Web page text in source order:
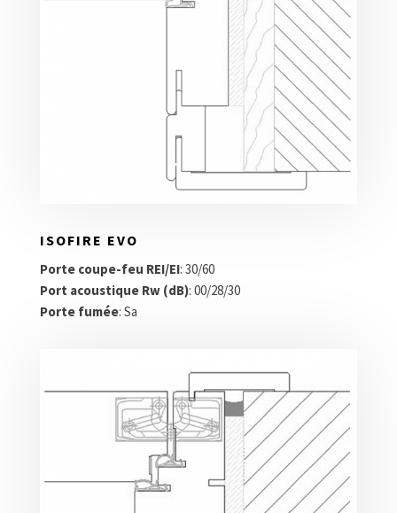
ISOFIRE EVO
Porte coupe-feu REI/EI: 30/60
Port acoustique Rw (dB): 00/28/30
Porte fumée: Sa